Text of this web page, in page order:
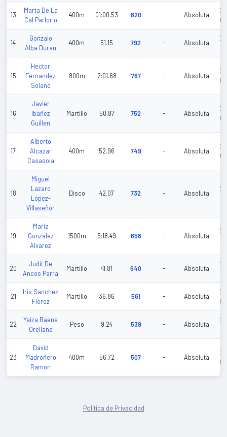
13
Marta De La
Cal Parlorio
400m 01:00.53 820 - Absoluta
14
Gonzalo
Alba Duran
400m 51.15 792 - Absoluta
15
Hector
Fernandez
Solano
800m 2:01.68 767 - Absoluta
16
Javier
Ibañez
Guillen
Martillo 50.87 752 - Absoluta
17
Alberto
Alcazar
Casasola
400m 52.96 749 - Absoluta
18
Miguel
Lazaro
Lopez-
Villaseñor
Disco 42.07 732 - Absoluta
19
Maria
Gonzalez
Alvarez
1500m 5:18.49 658 - Absoluta
20
Judit De
Ancos Parra
Martillo 41.81 640 - Absoluta
21
Iris Sanchez
Florez
Martillo 36.86 561 - Absoluta
22
Yaiza Baena
Orellana
Peso 9.24 539 - Absoluta
23
David
Madroñero
Ramon
400m 56.72 507 - Absoluta
Política de Privacidad